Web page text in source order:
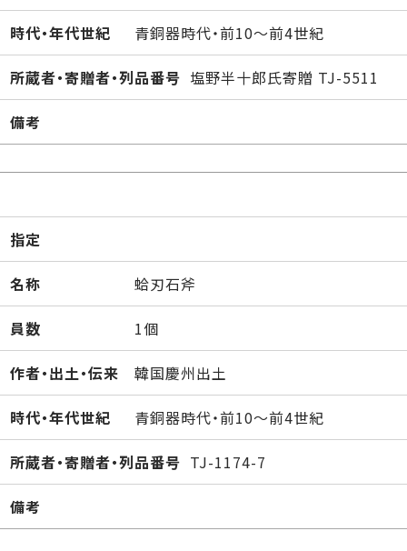
時代・年代世紀 青銅器時代・前10～前4世紀
所蔵者・寄贈者・列品番号 塩野半十郎氏寄贈 TJ-5511
備考
指定
名称 蛤刃石斧
員数 1個
作者・出土・伝来 韓国慶州出土
時代・年代世紀 青銅器時代・前10～前4世紀
所蔵者・寄贈者・列品番号 TJ-1174-7
備考